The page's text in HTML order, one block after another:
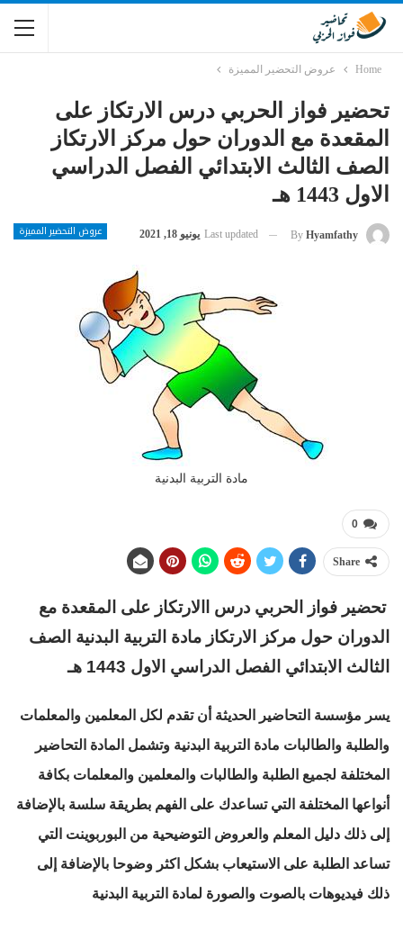
Home عروض التحضير المميزة
تحضير فواز الحربي درس الارتكاز على
المقعدة مع الدوران حول مركز الارتكاز
الصف الثالث الابتدائي الفصل الدراسي
الاول 1443 هـ
عروض التحضير المميزة By Hyamfathy
Last updated يونيو 18, 2021
مادة التربية البدنية
0
Share
تحضير فواز الحربي درس االارتكاز على المقعدة مع
الدوران حول مركز الارتكاز مادة التربية البدنية الصف
الثالث الابتدائي الفصل الدراسي الاول 1443 هـ
يسر مؤسسة التحاضير الحديثة أن تقدم لكل المعلمين والمعلمات
والطلبة والطالبات مادة التربية البدنية وتشمل المادة التحاضير
المختلفة لجميع الطلبة والطالبات والمعلمين والمعلمات بكافة
أنواعها المختلفة التي تساعدك على الفهم بطريقة سلسة بالإضافة
إلى ذلك دليل المعلم والعروض التوضيحية من البوربوينت التي
تساعد الطلبة على الاستيعاب بشكل اكثر وضوحا بالإضافة إلى
ذلك فيديوهات بالصوت والصورة لمادة التربية البدنية